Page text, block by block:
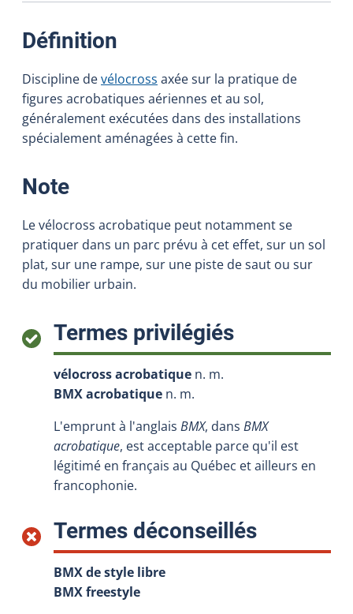
Définition
Discipline devélocross axée sur la pratique de
figures acrobatiques aériennes et au sol,
généralement exécutées dans des installations
spécialement aménagées à cette fin.
Note:
Le vélocross acrobatique peut notamment se
pratiquer dans un parc prévu à cet effet, sur un sol
plat, sur une rampe, sur une piste de saut ou sur
du mobilier urbain.
Termes privilégiés:
vélocross acrobatique n. m.
BMX acrobatique n. m.
L'emprunt à l'anglais BMX, dans BMX
acrobatique, est acceptable parce qu'il est
légitimé en français au Québec et ailleurs en
francophonie.
Termes déconseillés:
BMX de style libre
BMX freestyle